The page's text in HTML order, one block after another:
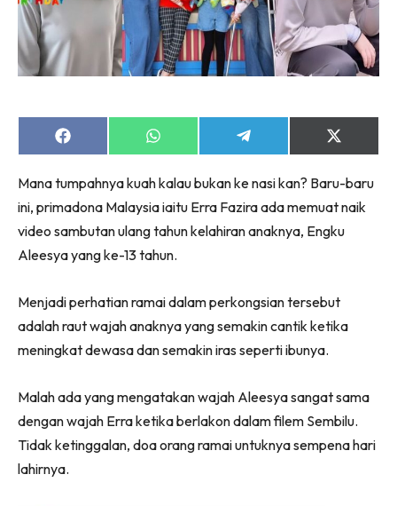
Share
on
Share
on
Share
on
Share
on
(Twitter)
Mana tumpahnya kuah kalau bukan ke nasi kan? Baru-baru
ini, primadona Malaysia iaitu Erra Fazira ada memuat naik
video sambutan ulang tahun kelahiran anaknya, Engku
Aleesya yang ke-13 tahun.
Menjadi perhatian ramai dalam perkongsian tersebut
adalah raut wajah anaknya yang semakin cantik ketika
meningkat dewasa dan semakin iras seperti ibunya.
Malah ada yang mengatakan wajah Aleesya sangat sama
dengan wajah Erra ketika berlakon dalam filem Sembilu.
Tidak ketinggalan, doa orang ramai untuknya sempena hari
lahirnya.